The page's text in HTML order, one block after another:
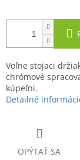
Voľne stojaci
chrómové
kúpeľni.
Detailné
OPÝTAŤ SA